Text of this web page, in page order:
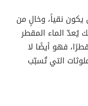
يكون نقياً، وخالٍ من
يُعدّ الماء المقطر
فهو أيضًا لا
التي تُسبّب